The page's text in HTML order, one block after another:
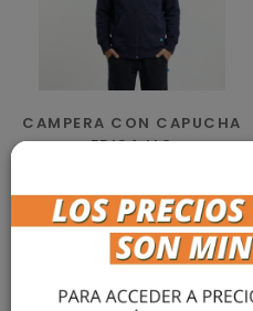
CAMPERA CON CAPUCHA
FRISA LIO
$ 36.677,88
más info »